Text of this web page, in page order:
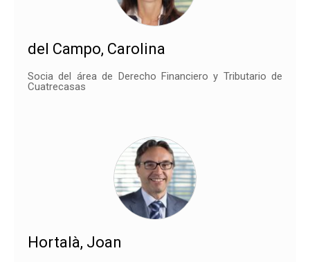
del Campo, Carolina
Socia del área de Derecho Financiero y Tributario de
Cuatrecasas
Hortalà, Joan